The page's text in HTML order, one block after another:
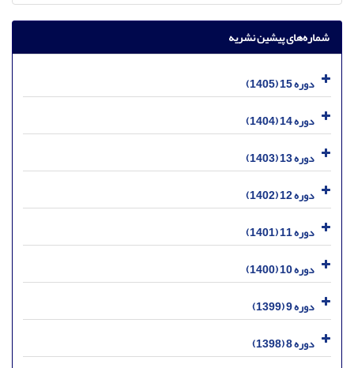
شماره‌های پیشین نشریه
دوره 15 (1405)
دوره 14 (1404)
دوره 13 (1403)
دوره 12 (1402)
دوره 11 (1401)
دوره 10 (1400)
دوره 9 (1399)
دوره 8 (1398)